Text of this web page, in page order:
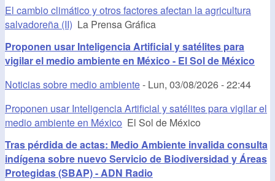
El cambio climático y otros factores afectan la agricultura
salvadoreña (II) La Prensa Gráfica
Proponen usar Inteligencia Artificial y satélites para
vigilar el medio ambiente en México - El Sol de México
Noticias sobre medio ambiente- Lun, 03/08/2026 - 22:44
Proponen usar Inteligencia Artificial y satélites para vigilar el
medio ambiente en México El Sol de México
Tras pérdida de actas: Medio Ambiente invalida consulta
indígena sobre nuevo Servicio de Biodiversidad y Áreas
Protegidas (SBAP) - ADN Radio